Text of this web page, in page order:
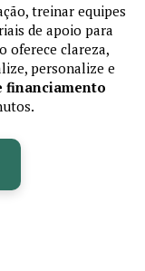
treinar equipes
de apoio para
oferece clareza,
personalize e
financiamento